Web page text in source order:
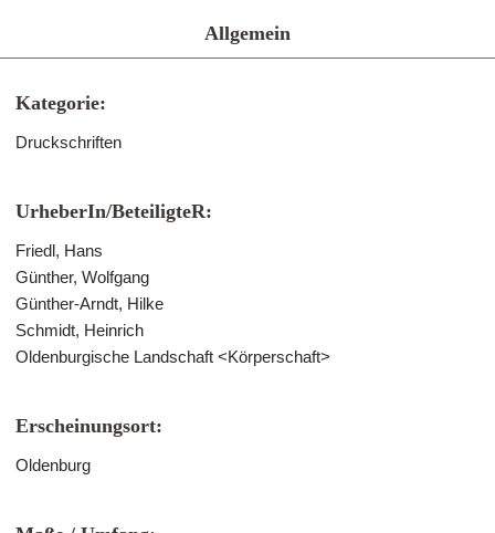
Allgemein
Kategorie:
Druckschriften
UrheberIn/BeteiligteR:
Friedl, Hans
Günther, Wolfgang
Günther-Arndt, Hilke
Schmidt, Heinrich
Oldenburgische Landschaft <Körperschaft>
Erscheinungsort:
Oldenburg